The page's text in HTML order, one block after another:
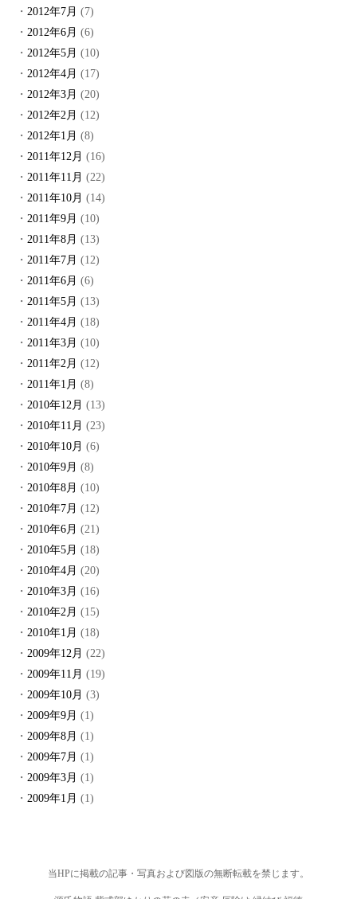
2012年7月 (7)
2012年6月 (6)
2012年5月 (10)
2012年4月 (17)
2012年3月 (20)
2012年2月 (12)
2012年1月 (8)
2011年12月 (16)
2011年11月 (22)
2011年10月 (14)
2011年9月 (10)
2011年8月 (13)
2011年7月 (12)
2011年6月 (6)
2011年5月 (13)
2011年4月 (18)
2011年3月 (10)
2011年2月 (12)
2011年1月 (8)
2010年12月 (13)
2010年11月 (23)
2010年10月 (6)
2010年9月 (8)
2010年8月 (10)
2010年7月 (12)
2010年6月 (21)
2010年5月 (18)
2010年4月 (20)
2010年3月 (16)
2010年2月 (15)
2010年1月 (18)
2009年12月 (22)
2009年11月 (19)
2009年10月 (3)
2009年9月 (1)
2009年8月 (1)
2009年7月 (1)
2009年3月 (1)
2009年1月 (1)
当HPに掲載の記事・写真および図版の無断転載を禁じます。